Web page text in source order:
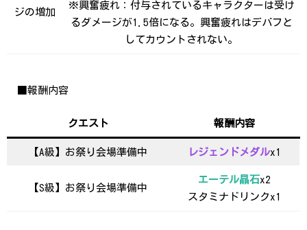
ジの増加
※興奮疲れ：付与されているキャラクターは受け
るダメージが1.5倍になる。興奮疲れはデバフと
してカウントされない。
■報酬内容
クエスト 報酬内容
【A級】お祭り会場準備中 レジェンドメダルx1
【S級】お祭り会場準備中
エーテル晶石x2
スタミナドリンクx1